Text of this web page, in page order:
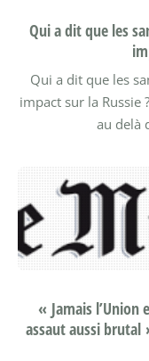
Qui a dit que les
Qui a dit que les
impact sur la Russie
au delà
« Jamais l’Union
assaut aussi brutal